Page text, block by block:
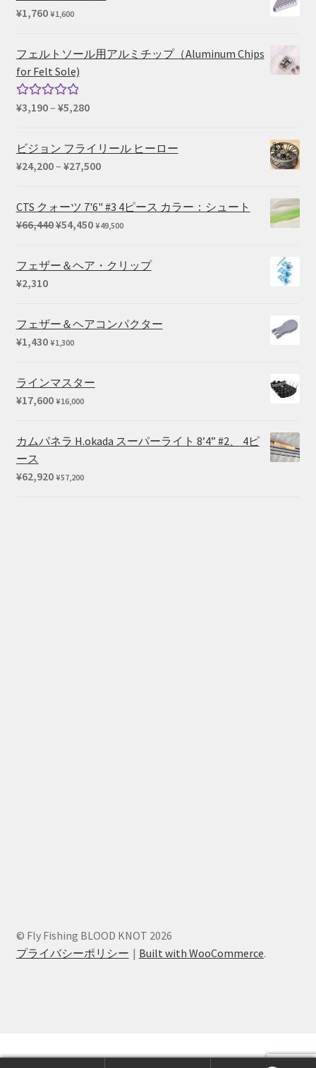
¥1,760 ¥1,600
フェルトソール用アルミチップ（Aluminum Chips
for Felt Sole)
5段階中
¥3,190– ¥5,280価
帯:
¥3,190
ビジョン フライリール ヒーロー
¥24,200– ¥27,500価
帯:
CTS クォーツ 7'6" #3 4ピース カラー：シュート
¥66,440元
価
で
し
¥54,450現
の
¥54,450
¥49,500
フェザー＆ヘア・クリップ
¥2,310
フェザー＆ヘアコンパクター
¥1,430 ¥1,300
ラインマスター
¥17,600 ¥16,000
カムパネラ H.okada スーパーライト 8’4” #2、 4ピ
ース
¥62,920 ¥57,200
© Fly Fishing BLOOD KNOT 2026
プライバシーポリシー
Built with WooCommerce.